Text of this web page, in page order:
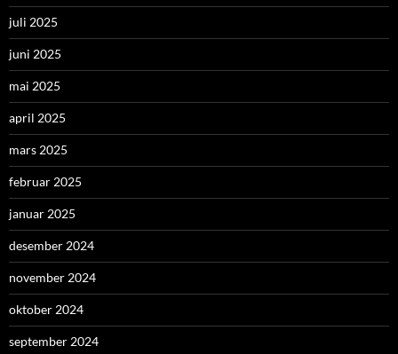
juli 2025
juni 2025
mai 2025
april 2025
mars 2025
februar 2025
januar 2025
desember 2024
november 2024
oktober 2024
september 2024